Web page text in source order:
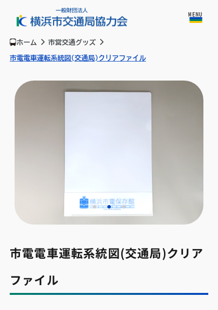
MENU
ホーム 市営交通グッズ
市電電車運転系統図(交通局)クリアファイル
市電電車運転系統図(交通局)クリア
ファイル